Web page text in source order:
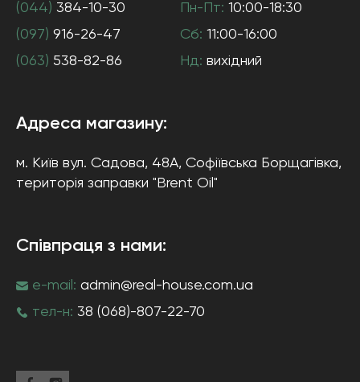
(044) 384-10-30
(097) 916-26-47
(063) 538-82-86
Пн-Пт: 10:00-18:30
Сб: 11:00-16:00
Нд: вихідний
Адреса магазину:
м. Київ вул. Садова, 48А, Софіївська Борщагівка,
територія заправки "Brent Oil"
Співпраця з нами:
e-mail: admin@real-house.com.ua
тел-н: 38 (068)-807-22-70